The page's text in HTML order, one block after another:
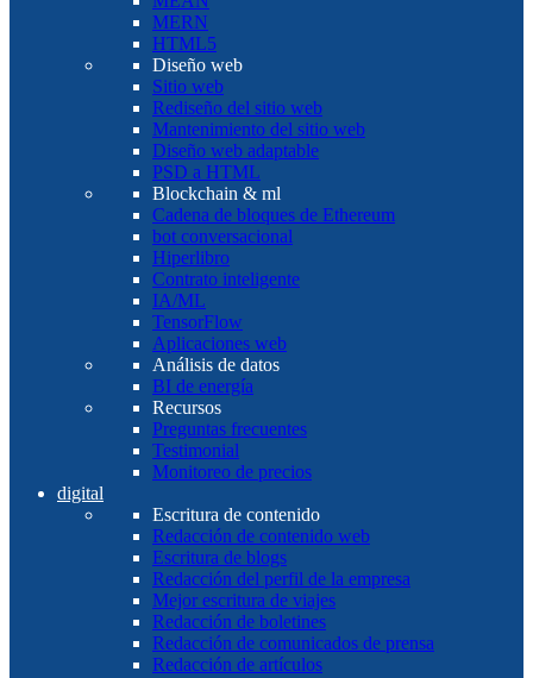
MERN
HTML5
Diseño web
Sitio web
Rediseño del sitio web
Mantenimiento del sitio web
Diseño web adaptable
PSD a HTML
Blockchain & ml
Cadena de bloques de Ethereum
bot conversacional
Hiperlibro
Contrato inteligente
IA/ML
TensorFlow
Aplicaciones web
Análisis de datos
BI de energía
Recursos
Preguntas frecuentes
Testimonial
Monitoreo de precios
digital
Escritura de contenido
Redacción de contenido web
Escritura de blogs
Redacción del perfil de la empresa
Mejor escritura de viajes
Redacción de boletines
Redacción de comunicados de prensa
Redacción de artículos